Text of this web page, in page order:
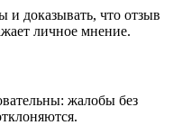
доказывать, что отзыв
личное мнение.
жалобы без